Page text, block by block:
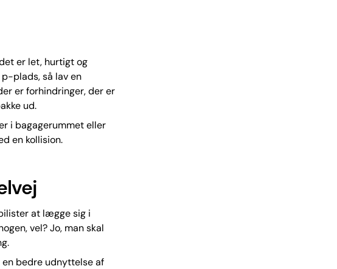
er let, hurtigt og
plads, så lav en
er forhindringer, der er
ud.
i bagagerummet eller
en kollision.
at lægge sig i
vel? Jo, man skal
bedre udnyttelse af